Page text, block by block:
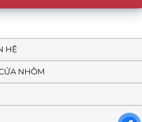
HỆ
NHÔM